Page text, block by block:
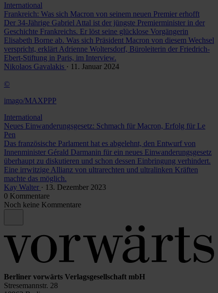
International
Frankreich: Was sich Macron von seinem neuen Premier erhofft
Der 34-Jährige Gabriel Attal ist der jüngste Premierminister in der
Geschichte Frankreichs. Er löst seine glücklose Vorgängerin
Elisabeth Borne ab. Was sich Präsident Macron von diesem Wechsel
verspricht, erklärt Adrienne Woltersdorf, Büroleiterin der Friedrich-
Ebert-Stiftung in Paris, im Interview.
Nikolaos Gavalakis · 11. Januar 2024
©
imago/MAXPPP
International
Neues Einwanderungsgesetz: Schmach für Macron, Erfolg für Le
Pen
Das französische Parlament hat es abgelehnt, den Entwurf von
Innenminister Gérald Darmanin für ein neues Einwanderungsgesetz
überhaupt zu diskutieren und schon dessen Einbringung verhindert.
Eine irrwitzige Allianz von ultrarechten und ultralinken Kräften
machte das möglich.
Kay Walter · 13. Dezember 2023
0 Kommentare
Noch keine Kommentare
Berliner vorwärts Verlagsgesellschaft mbH
Stresemannstr. 28